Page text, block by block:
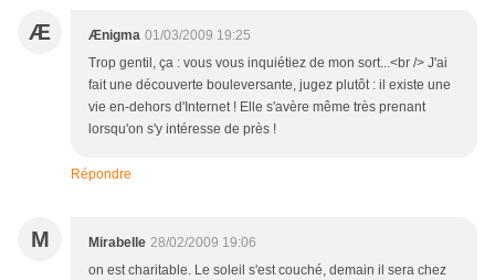
Æ Ænigma 01/03/2009 19:25
Trop gentil, ça : vous vous inquiétiez de mon sort...<br /> J'ai
fait une découverte bouleversante, jugez plutôt : il existe une
vie en-dehors d'Internet ! Elle s'avère même très prenant
lorsqu'on s'y intéresse de près !
Répondre
M Mirabelle 28/02/2009 19:06
on est charitable. Le soleil s'est couché, demain il sera chez